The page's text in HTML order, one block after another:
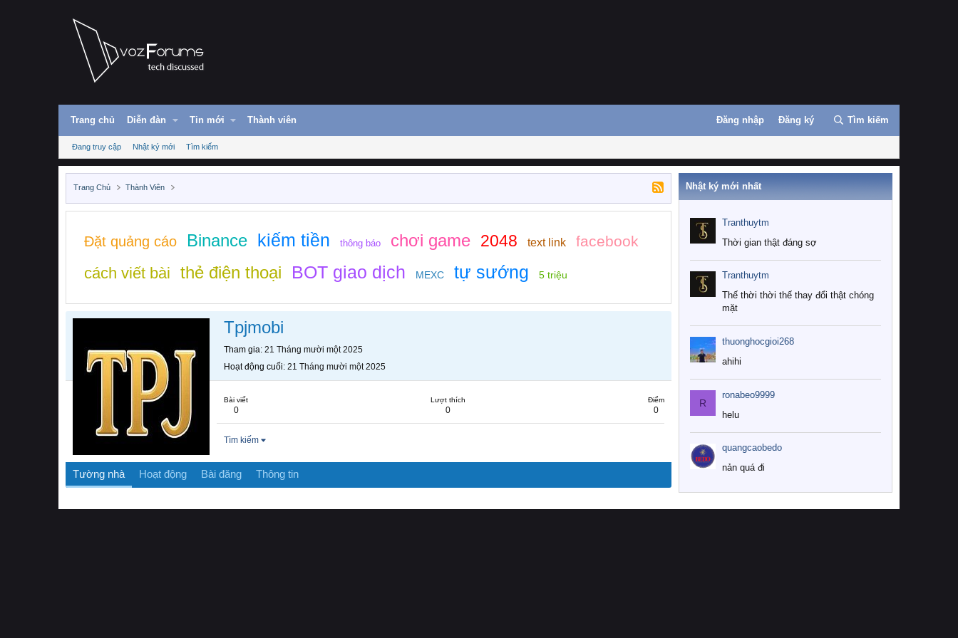
Trang chủ Diễn đàn Tin mới Thành viên Đăng nhập Đăng ký Tìm kiếm
Đang truy cập Nhật ký mới Tìm kiếm
Trang Chủ Thành Viên
Đặt quảng cáo Binance kiếm tiền thông báo chơi game 2048 text link facebook
cách viết bài thẻ điện thoại BOT giao dịch MEXC tự sướng 5 triệu
Tpjmobi
Tham gia 21 Tháng mười một 2025
Hoạt động cuối 21 Tháng mười một 2025
Bài viết
0
Lượt thích
0
Điểm
0
Tìm kiếm
Tường nhà Hoạt động Bài đăng Thông tin
Nhật ký mới nhất
Tranthuytm
Thời gian thật đáng sợ
Tranthuytm
Thế thời thời thế thay đổi thật chóng
mặt
thuonghocgioi268
ahihi
R
ronabeo9999
helu
quangcaobedo
nản quá đi